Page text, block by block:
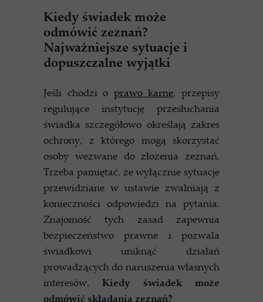
Kiedy świadek może
odmówić zeznań?
Najważniejsze sytuacje i
dopuszczalne wyjątki
Jeśli chodzi o prawo karne, przepisy
regulujące instytucję przesłuchania
świadka szczegółowo określają zakres
ochrony, z którego mogą skorzystać
osoby wezwane do złożenia zeznań.
Trzeba pamiętać, że wyłącznie sytuacje
przewidziane w ustawie zwalniają z
konieczności odpowiedzi na pytania.
Znajomość tych zasad zapewnia
bezpieczeństwo prawne i pozwala
świadkowi uniknąć działań
prowadzących do naruszenia własnych
interesów.Kiedy świadek może
odmówić składania zeznań?